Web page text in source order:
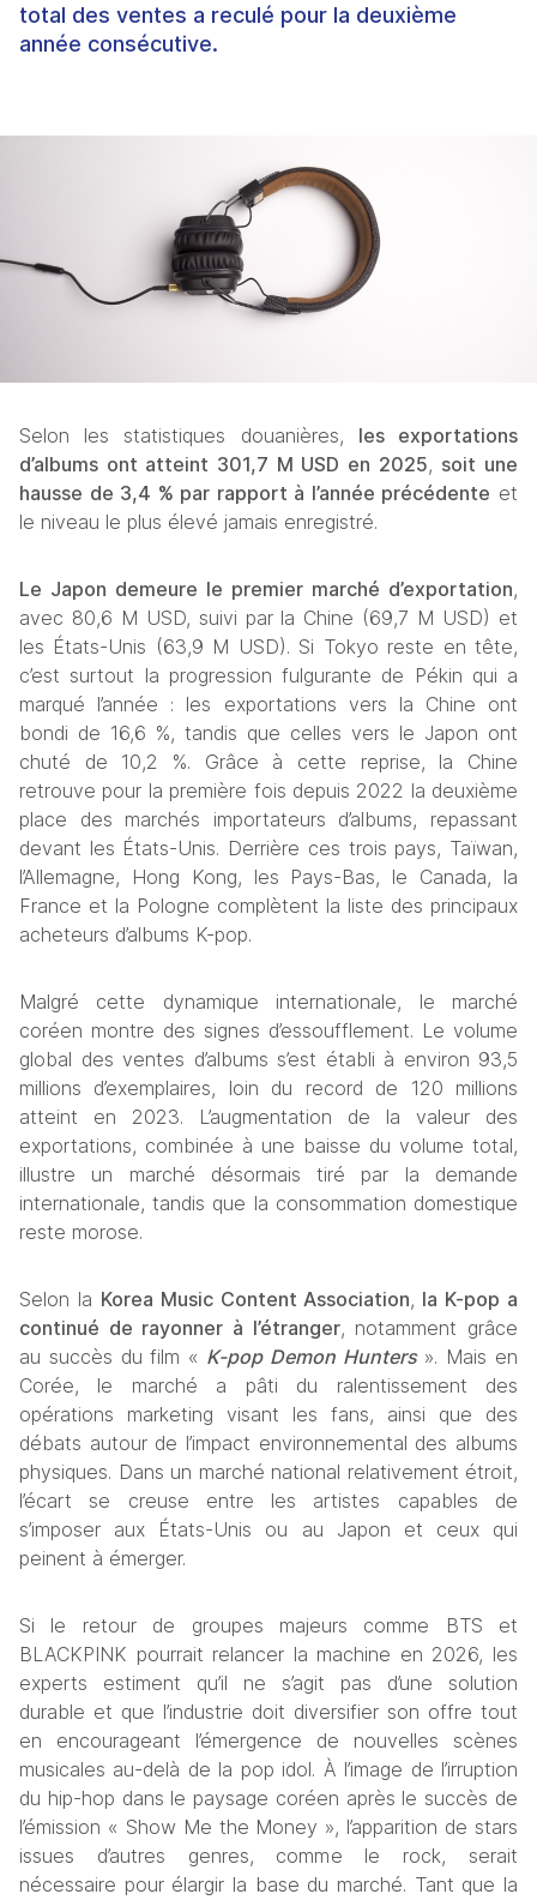
total des ventes a reculé pour la deuxième
année consécutive.
Selon les statistiques douanières, les exportations
d’albums ont atteint 301,7 M USD en 2025, soit une
hausse de 3,4 % par rapport à l’année précédente et
le niveau le plus élevé jamais enregistré.
Le Japon demeure le premier marché d’exportation,
avec 80,6 M USD, suivi par la Chine (69,7 M USD) et
les États-Unis (63,9 M USD). Si Tokyo reste en tête,
c’est surtout la progression fulgurante de Pékin qui a
marqué l’année : les exportations vers la Chine ont
bondi de 16,6 %, tandis que celles vers le Japon ont
chuté de 10,2 %. Grâce à cette reprise, la Chine
retrouve pour la première fois depuis 2022 la deuxième
place des marchés importateurs d’albums, repassant
devant les États-Unis. Derrière ces trois pays, Taïwan,
l’Allemagne, Hong Kong, les Pays-Bas, le Canada, la
France et la Pologne complètent la liste des principaux
acheteurs d’albums K-pop.
Malgré cette dynamique internationale, le marché
coréen montre des signes d’essoufflement. Le volume
global des ventes d’albums s’est établi à environ 93,5
millions d’exemplaires, loin du record de 120 millions
atteint en 2023. L’augmentation de la valeur des
exportations, combinée à une baisse du volume total,
illustre un marché désormais tiré par la demande
internationale, tandis que la consommation domestique
reste morose.
Selon la Korea Music Content Association, la K-pop a
continué de rayonner à l’étranger, notamment grâce
au succès du film « K-pop Demon Hunters ». Mais en
Corée, le marché a pâti du ralentissement des
opérations marketing visant les fans, ainsi que des
débats autour de l’impact environnemental des albums
physiques. Dans un marché national relativement étroit,
l’écart se creuse entre les artistes capables de
s’imposer aux États-Unis ou au Japon et ceux qui
peinent à émerger.
Si le retour de groupes majeurs comme BTS et
BLACKPINK pourrait relancer la machine en 2026, les
experts estiment qu’il ne s’agit pas d’une solution
durable et que l’industrie doit diversifier son offre tout
en encourageant l’émergence de nouvelles scènes
musicales au-delà de la pop idol. À l’image de l’irruption
du hip-hop dans le paysage coréen après le succès de
l’émission « Show Me the Money », l’apparition de stars
issues d’autres genres, comme le rock, serait
nécessaire pour élargir la base du marché. Tant que la